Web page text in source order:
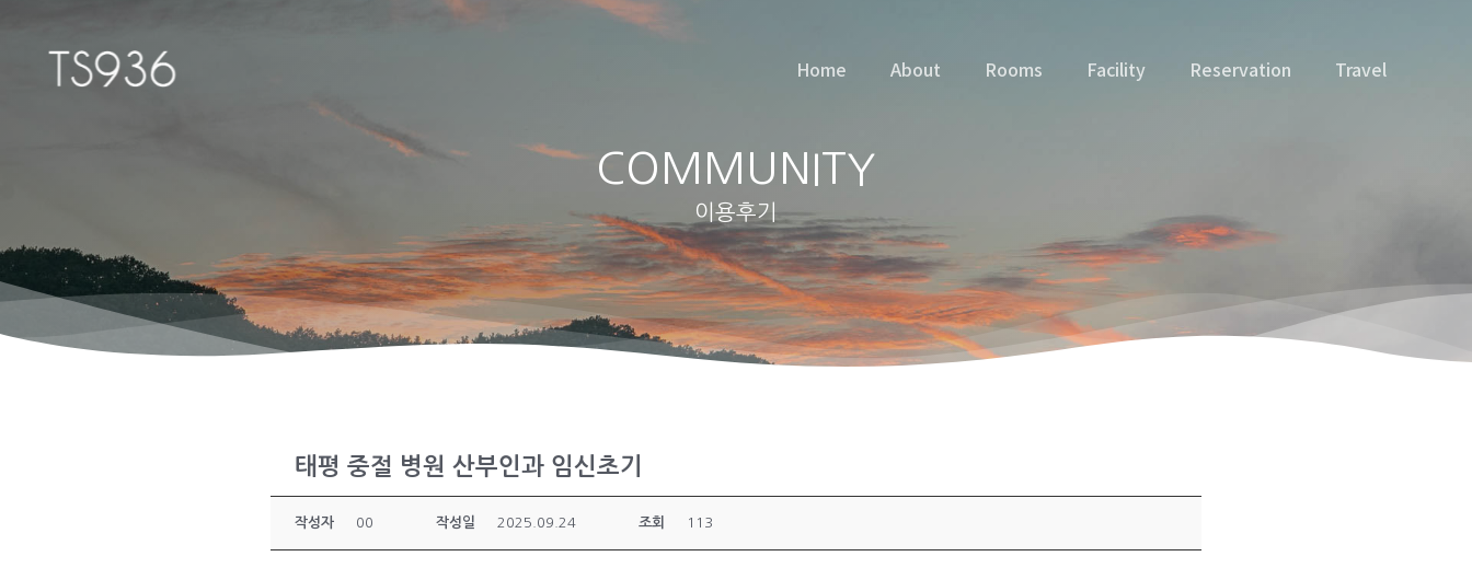
Home About Rooms Facility Reservation Travel
COMMUNITY
이용후기
태평 중절 병원 산부인과 임신초기
작성자 00 작성일 2025.09.24 조회 113